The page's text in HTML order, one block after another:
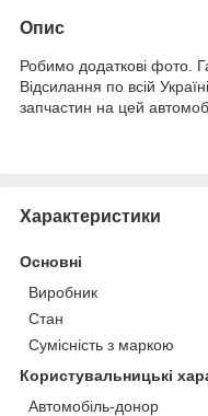
Опис
Робимо додаткові фото.
Відсилання по всій
запчастин на цей
Характеристики
Основні
Виробник
Стан
Сумісність з маркою
Користувальницькі
Автомобіль-донор